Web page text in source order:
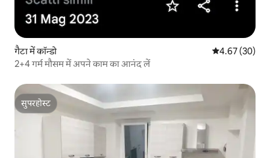
गैटा में कॉन्डो औसत रेटिंग 5 में
4.67 (30)
2+4 गर्म मौसम में अपने काम का आनंद लें
सुपरहोस्ट
सुपरहोस्ट